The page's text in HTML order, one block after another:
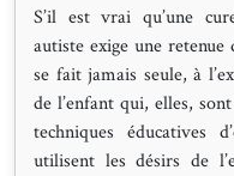
S’il est vrai qu’une
autiste exige une
se fait jamais seule, à
de l’enfant qui, elles,
techniques éducatives
utilisent les désirs de